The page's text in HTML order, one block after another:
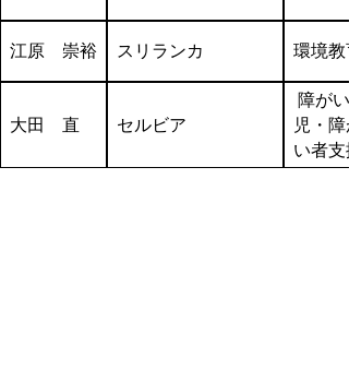
江原 崇裕 スリランカ 環境教
大田 直 セルビア
障がい
児・ 障
い者支